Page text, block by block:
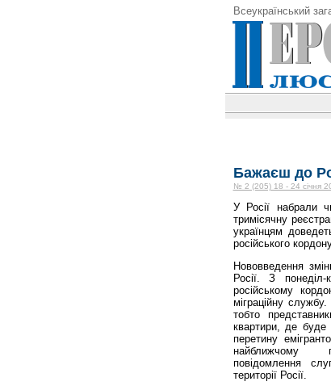
Всеукраїнський
Бажаєш до
№ 2 (205) 18 - 24 січня
У Росії набрали
тримісячну
українцям
російського
Нововведення
Росії. З
російському
міграційну
тобто
квартири, де буде
перетину
найближчому
повідомлення
території Росії.